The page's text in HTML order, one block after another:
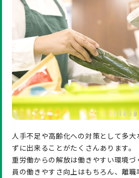
人手不足や高齢化への対策として多
ずに出来ることがたくさんあります。
重労働からの解放は働きやすい環境
員の働きやすさ向上はもちろん、離